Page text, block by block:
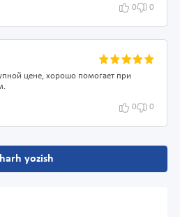
0 0
цене, хорошо помогает при
0 0
yozish